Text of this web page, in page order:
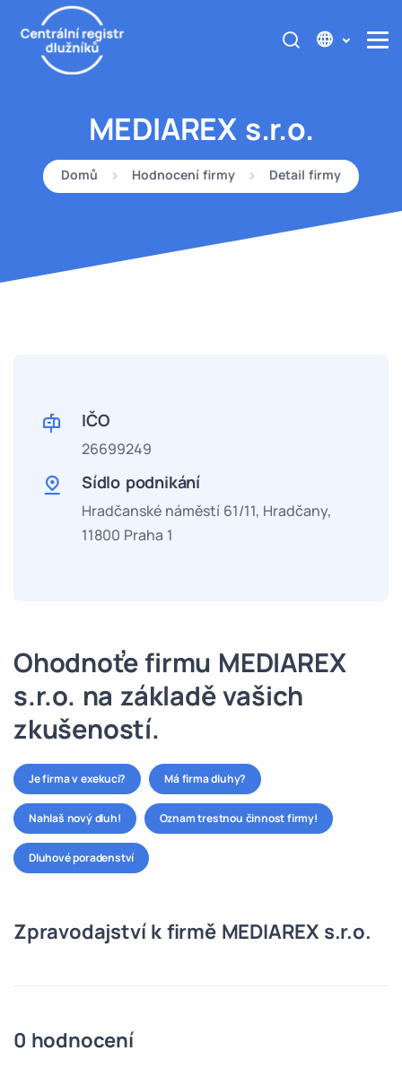
MEDIAREX s.r.o.
Domů Hodnocení firmy Detail firmy
IČO
26699249
Sídlo podnikání
Hradčanské náměstí 61/11, Hradčany,
11800 Praha 1
Ohodnoťe firmu MEDIAREX
s.r.o. na základě vašich
zkušeností.
Je firma v exekuci? Má firma dluhy?
Nahlaš nový dluh! Oznam trestnou činnost firmy!
Dluhové poradenství
Zpravodajství k firmě MEDIAREX s.r.o.
0 hodnocení